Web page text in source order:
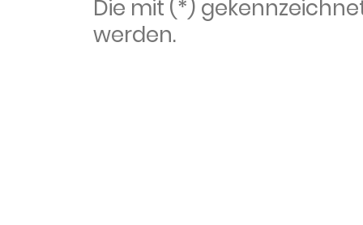
Die mit (*)
werden.